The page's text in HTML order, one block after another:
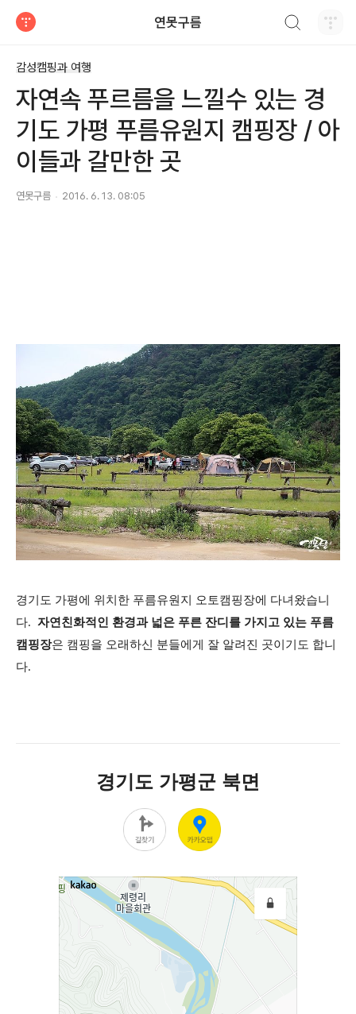
연못구름
감성캠핑과 여행
자연속 푸르름을 느낄수 있는 경
기도 가평 푸름유원지 캠핑장 / 아
이들과 갈만한 곳
연못구름 2016. 6. 13. 08:05
경기도 가평에 위치한 푸름유원지 오토캠핑장에 다녀왔습니
다. 자연친화적인 환경과 넓은 푸른 잔디를 가지고 있는 푸름
캠핑장은 캠핑을 오래하신 분들에게 잘 알려진 곳이기도 합니
다.